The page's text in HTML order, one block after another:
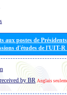
aux postes de
d'études de l'UIT-
by BR Anglais